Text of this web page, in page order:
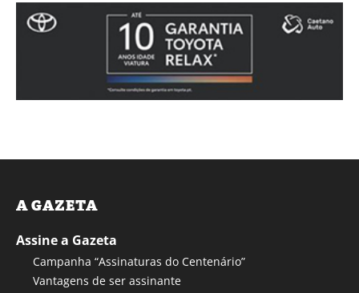
A GAZETA
Assine a Gazeta
Campanha “Assinaturas do Centenário”
Vantagens de ser assinante